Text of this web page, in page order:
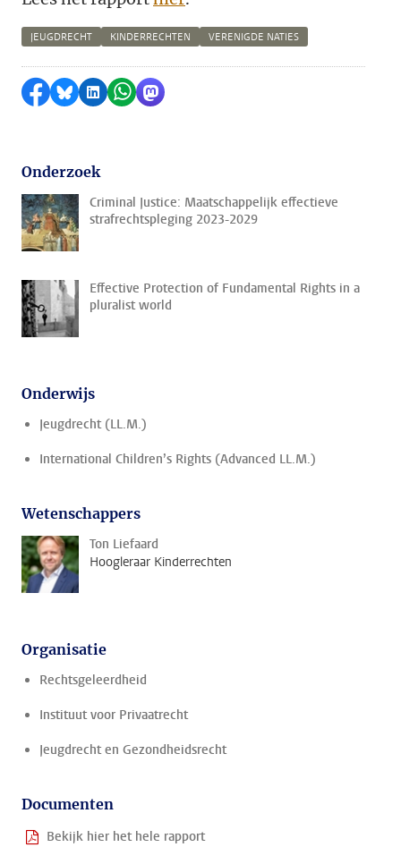
JEUGDRECHT KINDERRECHTEN VERENIGDE NATIES
Delen op Facebook
Delen via Bluesky
Delen op LinkedIn
Delen via WhatsApp
Delen via Mastodon
Onderzoek
Criminal Justice: Maatschappelijk effectieve
strafrechtspleging 2023-2029
Effective Protection of Fundamental Rights in a
pluralist world
Onderwijs
Jeugdrecht (LL.M.)
International Children’s Rights (Advanced LL.M.)
Wetenschappers
Ton Liefaard
Hoogleraar Kinderrechten
Organisatie
Rechtsgeleerdheid
Instituut voor Privaatrecht
Jeugdrecht en Gezondheidsrecht
Documenten
Bekijk hier het hele rapport